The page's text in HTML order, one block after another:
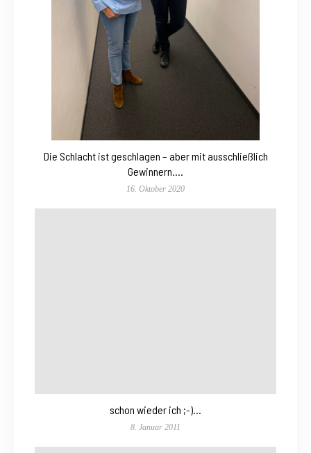
Die Schlacht ist geschlagen – aber mit ausschließlich
Gewinnern….
16. Oktober 2020
schon wieder ich ;-)…
8. Januar 2011